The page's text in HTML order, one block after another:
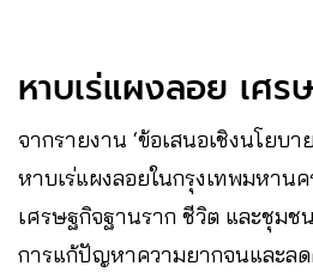
หาบเร่แผงลอย เศร
จากรายงาน ‘ข้อเสนอเชิงนโยบ
หาบเร่แผงลอยในกรุงเทพมหานค
เศรษฐกิจฐานราก ชีวิต และชุมชน
การแก้ปัญหาความยากจนและล